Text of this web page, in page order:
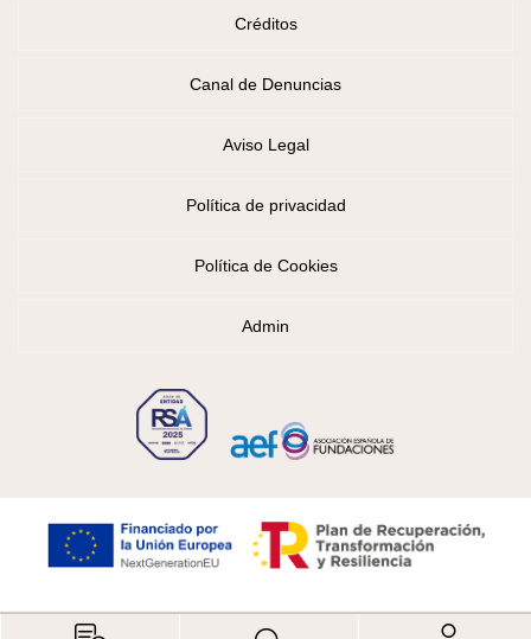
Créditos
Canal de Denuncias
Aviso Legal
Política de privacidad
Política de Cookies
Admin